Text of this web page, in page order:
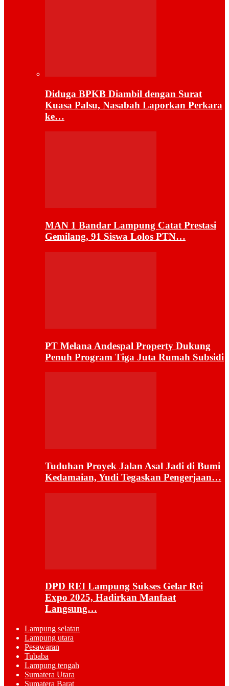
Diduga BPKB Diambil dengan Surat
Kuasa Palsu, Nasabah Laporkan Perkara
ke…
MAN 1 Bandar Lampung Catat Prestasi
Gemilang, 91 Siswa Lolos PTN…
PT Melana Andespal Property Dukung
Penuh Program Tiga Juta Rumah Subsidi
Tuduhan Proyek Jalan Asal Jadi di Bumi
Kedamaian, Yudi Tegaskan Pengerjaan…
DPD REI Lampung Sukses Gelar Rei
Expo 2025, Hadirkan Manfaat
Langsung…
Lampung selatan
Lampung utara
Pesawaran
Tubaba
Lampung tengah
Sumatera Utara
Sumatera Barat